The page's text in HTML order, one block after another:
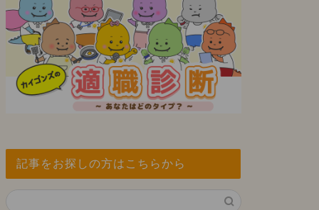
記事をお探しの方はこちらから